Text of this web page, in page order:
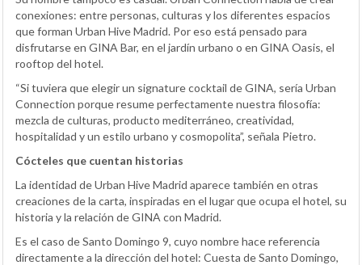
conexiones: entre personas, culturas y los diferentes espacios
que forman Urban Hive Madrid. Por eso está pensado para
disfrutarse en GINA Bar, en el jardín urbano o en GINA Oasis, el
rooftop del hotel.
“Si tuviera que elegir un signature cocktail de GINA, sería Urban
Connection porque resume perfectamente nuestra filosofía:
mezcla de culturas, producto mediterráneo, creatividad,
hospitalidad y un estilo urbano y cosmopolita”, señala Pietro.
Cócteles que cuentan historias
La identidad de Urban Hive Madrid aparece también en otras
creaciones de la carta, inspiradas en el lugar que ocupa el hotel, su
historia y la relación de GINA con Madrid.
Es el caso de Santo Domingo 9, cuyo nombre hace referencia
directamente a la dirección del hotel: Cuesta de Santo Domingo,